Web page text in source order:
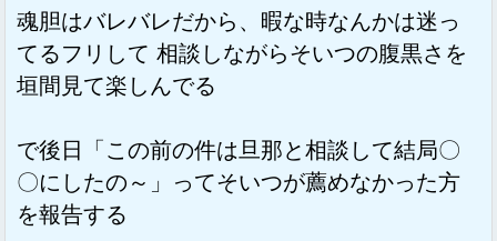
魂胆はバレバレだから、暇な時なんかは迷っ
てるフリして 相談しながらそいつの腹黒さを
垣間見て楽しんでる
で後日「この前の件は旦那と相談して結局〇
〇にしたの～」ってそいつが薦めなかった方
を報告する